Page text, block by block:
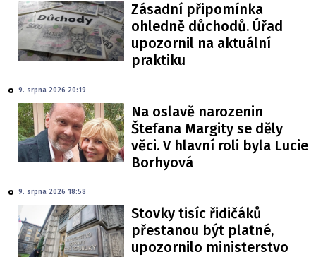
Zásadní připomínka
ohledně důchodů. Úřad
upozornil na aktuální
praktiku
9. srpna 2026 20:19
Na oslavě narozenin
Štefana Margity se děly
věci. V hlavní roli byla Lucie
Borhyová
9. srpna 2026 18:58
Stovky tisíc řidičáků
přestanou být platné,
upozornilo ministerstvo